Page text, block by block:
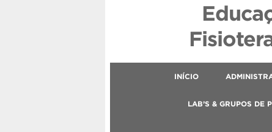
INÍCIO
LAB’S & GRUPOS DE